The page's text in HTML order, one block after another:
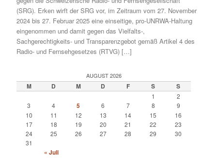
(SRG). Erken wirft der SRG vor, im Zeitraum vom 27. November
2024 bis 27. Februar 2025 eine einseitige, pro-UNRWA-Haltung
eingenommen und damit gegen das Vielfalts-,
Sachgerechtigkeits- und Transparenzgebot gemäß Artikel 4 des
Radio- und Fernsehgesetzes (RTVG) […]
AUGUST 2026
M D M D F S S
1
2
3
4 5 6 7 8
9
10
11 12 13 14 15
16
17
18 19 20 21 22
23
24
25 26 27 28 29
30
31
« Juli